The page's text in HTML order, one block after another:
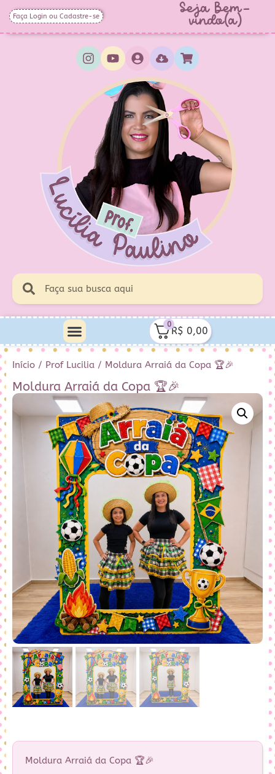
Faça Login ou Cadastre-se Seja Bem-
vindo(a)
0
R$ 0,00
Início / Prof Lucilia / Moldura Arraiá da Copa 🏆🎉
Moldura Arraiá da Copa 🏆🎉
Moldura Arraiá da Copa 🏆🎉